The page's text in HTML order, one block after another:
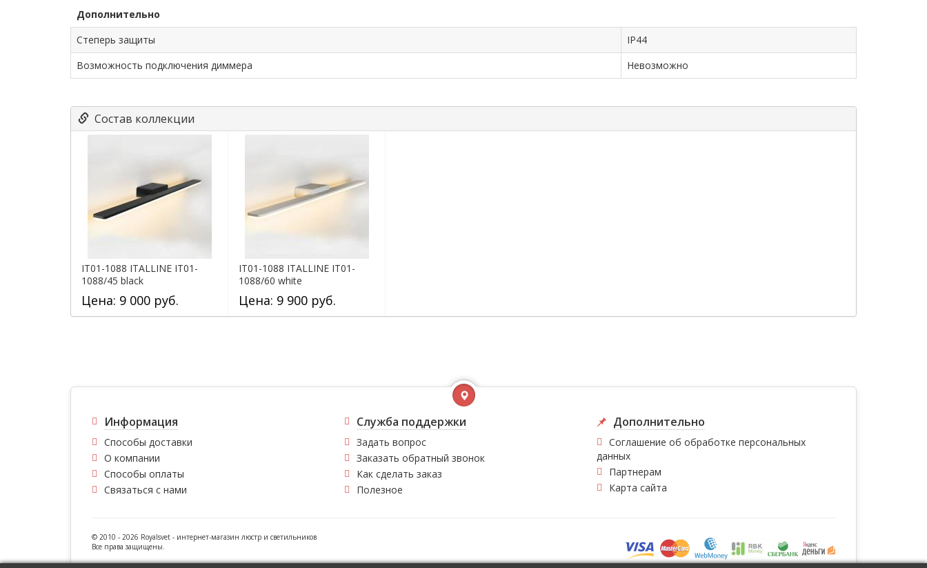
Дополнительно
Степерь защиты
IP44
Возможность подключения диммера
Невозможно
Состав коллекции
IT01-1088 ITALLINE IT01-
1088/45 black
Цена: 9 000 руб.
IT01-1088 ITALLINE IT01-
1088/60 white
Цена: 9 900 руб.
Информация
Способы доставки
О компании
Способы оплаты
Связаться с нами
Служба поддержки
Задать вопрос
Заказать обратный звонок
Как сделать заказ
Полезное
Дополнительно
Соглашение об обработке персональных
данных
Партнерам
Карта сайта
© 2010 - 2026 Royalsvet - интернет-магазин люстр и светильников
Все права защищены.